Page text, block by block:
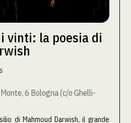
vinti: la poesia di
6 Bologna (c/o Ghelli-
di Mahmoud Darwish, il grande